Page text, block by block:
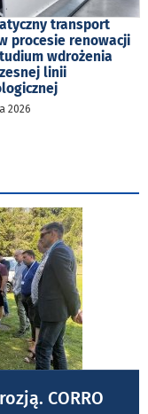
transport
procesie renowacji
wdrożenia
linii
2026
CORRO